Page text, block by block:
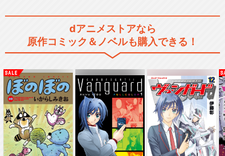
dアニメストアなら
原作コミック＆ノベルも購入できる！